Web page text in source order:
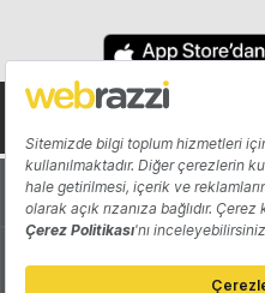
Hakkında
Katkıda Bulun